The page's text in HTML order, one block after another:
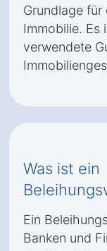
Grundlage für
Immobilie. Es
verwendete
Was ist ein
Ein
Banken und